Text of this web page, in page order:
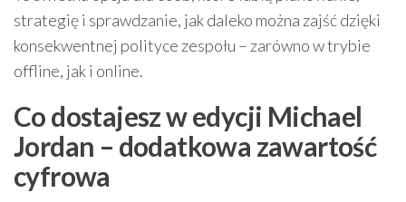
strategię i sprawdzanie, jak daleko można zajść dzięki
konsekwentnej polityce zespołu – zarówno w trybie
offline, jak i online.
Co dostajesz w edycji Michael
Jordan – dodatkowa zawartość
cyfrowa